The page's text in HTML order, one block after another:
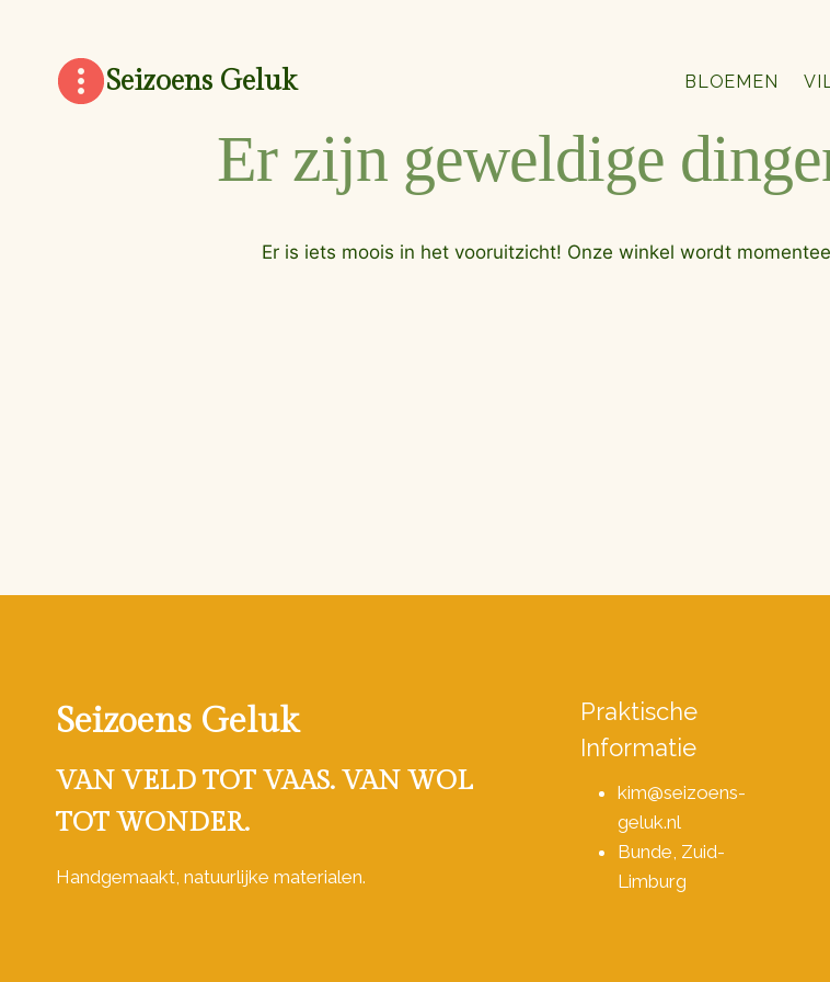
Seizoens Geluk BLOEMEN
Er zijn geweldige
Er is iets moois in het vooruitzicht! Onze winkel wordt
Seizoens Geluk
VAN VELD TOT VAAS. VAN WOL
TOT WONDER.
Handgemaakt, natuurlijke materialen.
Praktische
Informatie
kim@seizoens-
geluk.nl
Bunde, Zuid-
Limburg